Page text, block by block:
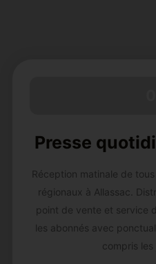
Presse
Réception matinale de
régionaux à Allassac.
point de vente et service
les abonnés avec
compris les